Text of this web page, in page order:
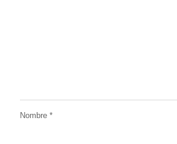
Nombre *